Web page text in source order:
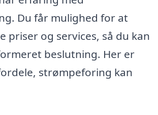
Du får mulighed for at
priser og services, så du kan
beslutning. Her er
strømpeforing kan